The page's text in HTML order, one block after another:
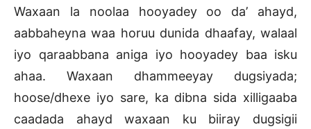
Waxaan la noolaa hooyadey oo da’ ahayd,
aabbaheyna waa horuu dunida dhaafay, walaal
iyo qaraabbana aniga iyo hooyadey baa isku
ahaa. Waxaan dhammeeyay dugsiyada;
hoose/dhexe iyo sare, ka dibna sida xilligaaba
caadada ahayd waxaan ku biiray dugsigii